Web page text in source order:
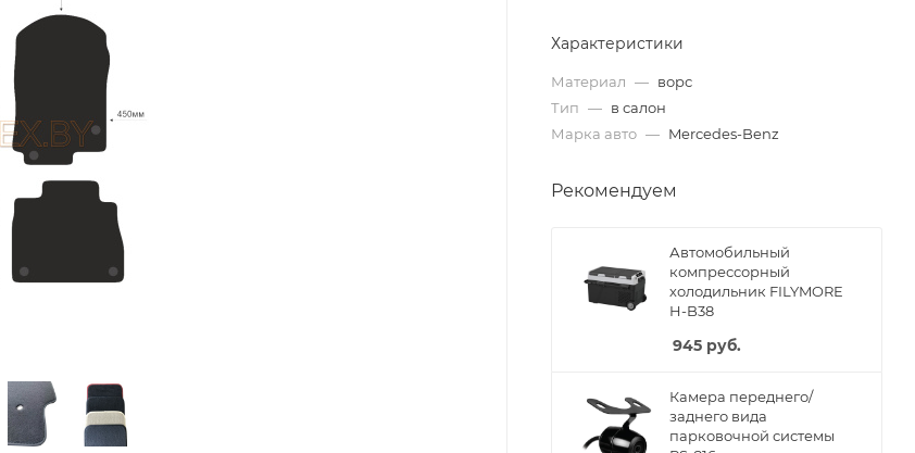
Характеристики
Материал — ворс
Тип — в салон
Марка авто — Mercedes-Benz
Рекомендуем
Автомобильный
компрессорный
холодильник FILYMORE
H-B38
945 руб.
Камера переднего/
заднего вида
парковочной системы